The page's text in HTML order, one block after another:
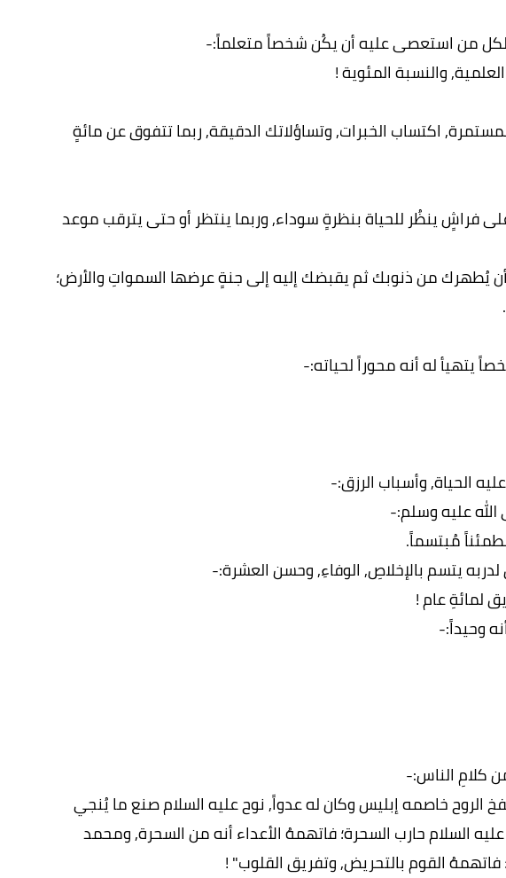
من استعصى عليه أن يكُن شخصاً متعلماً:-
والنسبة المئوية !
اكتساب الخبرات, وتساؤلاتك الدقيقة, ربما تتفوق عن مائةٍ
ينظُر للحياة بنظرةٍ سوداء, وربما ينتظر أو حتى يترقب موعد
أن يُطهرك من ذنوبك ثم يقبضك إليه إلى جنةٍ عرضها السمواتِ والأرض؛
له أنه محوراً لحياته:-
الحياة, وأسباب الرزق:-
عليه وسلم:-
مُبتسماً.
يتسم بالإخلاصِ, الوفاءِ, وحسن العشرة:-
لمائةِ عام !
وحيداً:-
الناس:-
الروح خاصمه إبليس وكان له عدواً, نوح عليه السلام صنع ما يُنجي
السلام حارب السحرة؛ فاتهمهُ الأعداء أنه من السحرة, ومحمد
فاتهمهُ القوم بالتحريض, وتفريق القلوب" !